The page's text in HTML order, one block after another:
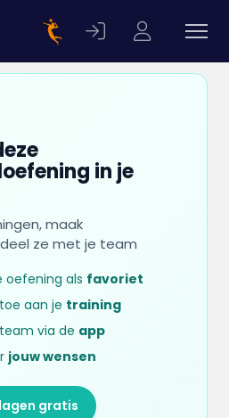
in je
maak
ze met je team
oefening als favoriet
aan je training
via de app
jouw wensen
gratis